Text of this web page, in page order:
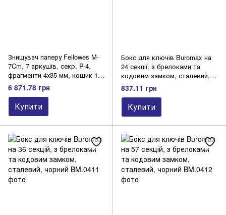
Знищувач паперу Fellowes M-
7Cm, 7 аркушів, секр. P-4,
фрагменти 4х35 мм, кошик 13
л
6 871.78 грн
Купити
Бокс для ключів Buromax на
24 секції, з брелоками та
кодовим замком, сталевий,
чорний
837.11 грн
Купити